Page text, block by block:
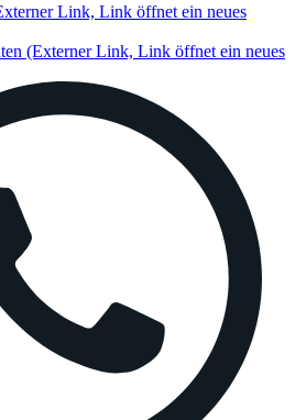
Link, Link öffnet ein neues
(Externer Link, Link öffnet ein neues